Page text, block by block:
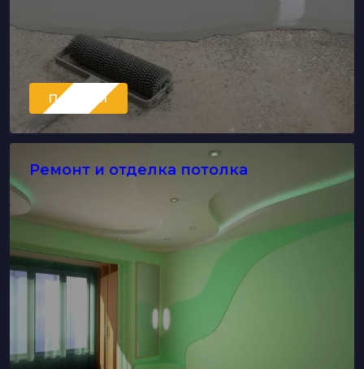
Перейти
Ремонт и отделка потолка